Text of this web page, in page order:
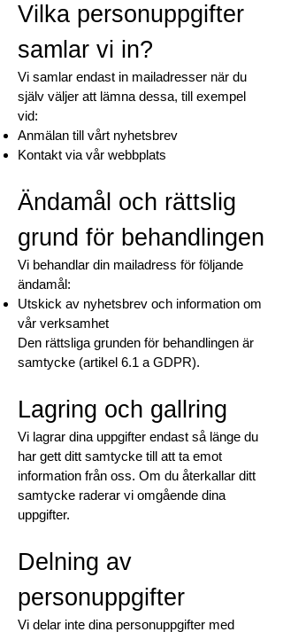
Vilka personuppgifter
samlar vi in?
Vi samlar endast in mailadresser när du
själv väljer att lämna dessa, till exempel
vid:
Anmälan till vårt nyhetsbrev
Kontakt via vår webbplats
Ändamål och rättslig
grund för behandlingen
Vi behandlar din mailadress för följande
ändamål:
Utskick av nyhetsbrev och information om
vår verksamhet
Den rättsliga grunden för behandlingen är
samtycke (artikel 6.1 a GDPR).
Lagring och gallring
Vi lagrar dina uppgifter endast så länge du
har gett ditt samtycke till att ta emot
information från oss. Om du återkallar ditt
samtycke raderar vi omgående dina
uppgifter.
Delning av
personuppgifter
Vi delar inte dina personuppgifter med